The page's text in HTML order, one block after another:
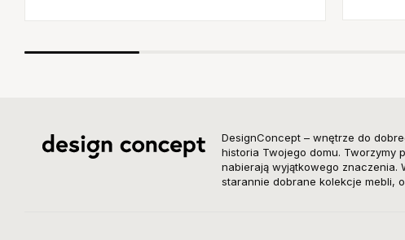
DesignConcept – wnętrze do
historia Twojego domu. Tworzymy
nabierają wyjątkowego znaczenia.
starannie dobrane kolekcje mebli,